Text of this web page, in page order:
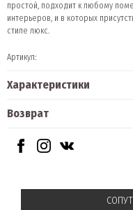
простой, подходит к любому
интерьеров, и в которых
стиле люкс.
Артикул:
Характеристики
Возврат